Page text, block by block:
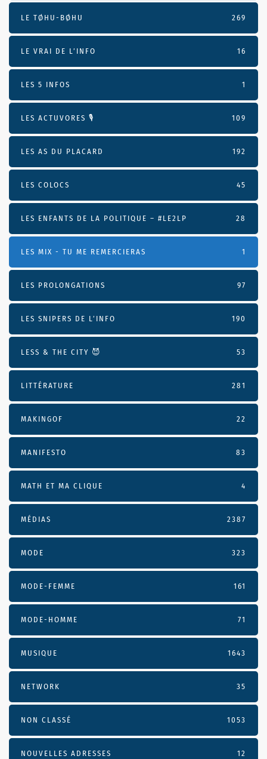
LE TØHU-BØHU 269
LE VRAI DE L’INFO 16
LES 5 INFOS 1
LES ACTUVORES 🎙 109
LES AS DU PLACARD 192
LES COLOCS 45
LES ENFANTS DE LA POLITIQUE – #LE2LP 28
LES MIX - TU ME REMERCIERAS 1
LES PROLONGATIONS 97
LES SNIPERS DE L’INFO 190
LESS & THE CITY 😈 53
LITTÉRATURE 281
MAKINGOF 22
MANIFESTO 83
MATH ET MA CLIQUE 4
MÉDIAS 2387
MODE 323
MODE-FEMME 161
MODE-HOMME 71
MUSIQUE 1643
NETWORK 35
NON CLASSÉ 1053
NOUVELLES ADRESSES 12